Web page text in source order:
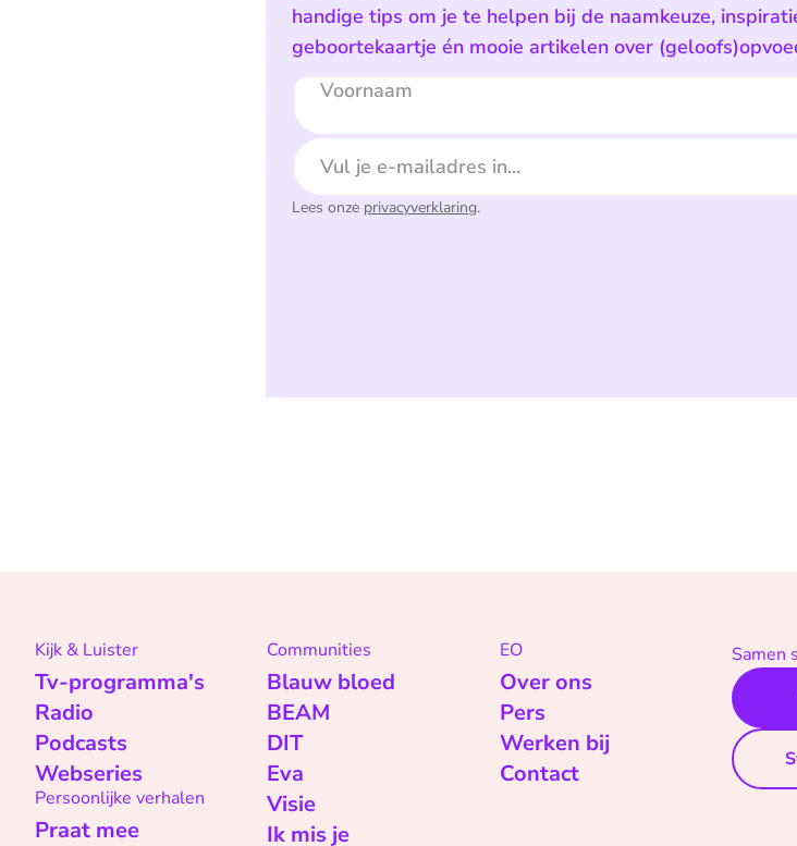
handige tips om je te helpen bij de naamkeuze,
geboortekaartje én mooie artikelen over
Voornaam
E-mailadres
Lees onze privacyverklaring.
Kijk & Luister
Tv-programma's
Radio
Podcasts
Webseries
Persoonlijke verhalen
Praat mee
Communities
Blauw bloed
BEAM
DIT
Eva
Visie
Ik mis je
EO
Over ons
Pers
Werken bij
Contact
Samen